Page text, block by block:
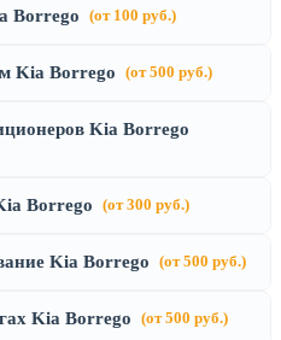
Borrego (от 100 руб.)
Kia Borrego (от 500 руб.)
Kia Borrego
Borrego (от 300 руб.)
Kia Borrego (от 500 руб.)
Kia Borrego (от 500 руб.)